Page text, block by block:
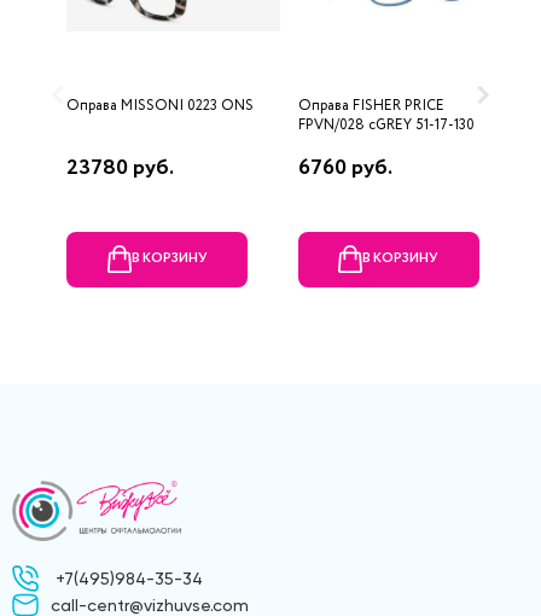
Оправа MISSONI 0223 ONS
23780 руб.
В КОРЗИНУ
Оправа FISHER PRICE
FPVN/028 cGREY 51-17-130
6760 руб.
В КОРЗИНУ
+7(495)984-35-34
call-centr@vizhuvse.com